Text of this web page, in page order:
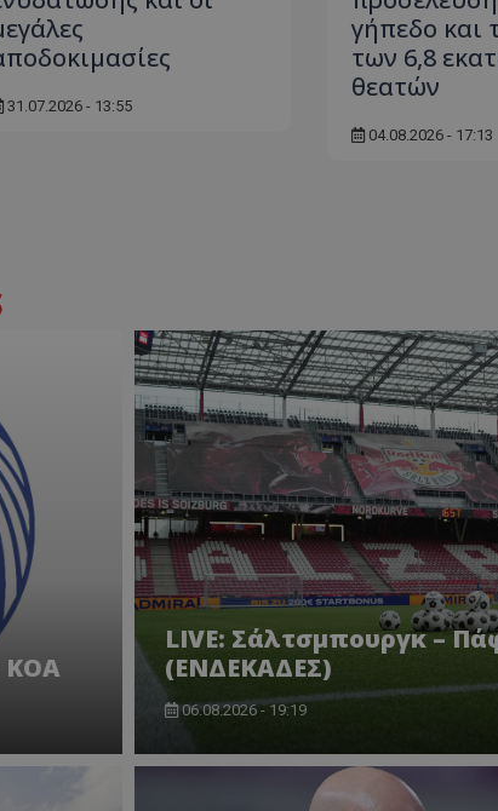
31.07.2026 - 13:55
γήπεδο και
των 6,8
θεατών
04.08.2026 - 17:13
ΚΟΑ
LIVE: Σάλτσμπουργκ –
(ΕΝΔΕΚΑΔΕΣ)
06.08.2026 - 19:19